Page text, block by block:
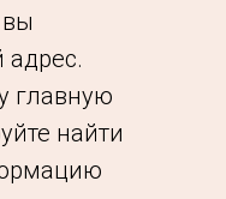
главную
найти